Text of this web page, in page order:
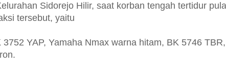
Sidorejo Hilir, saat korban tengah tertidur
tersebut, yaitu
YAP, Yamaha Nmax warna hitam, BK 5746